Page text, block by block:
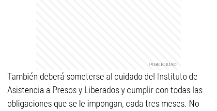
También deberá someterse al cuidado del Instituto de
Asistencia a Presos y Liberados y cumplir con todas las
obligaciones que se le impongan, cada tres meses. No